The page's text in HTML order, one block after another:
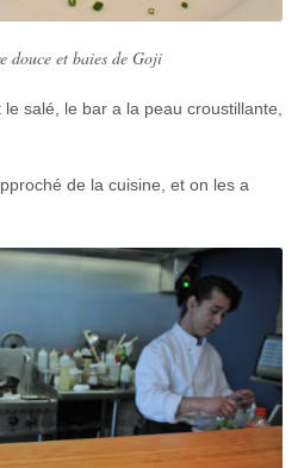
douce et baies de Goji
salé, le bar a la peau croustillante,
de la cuisine, et on les a